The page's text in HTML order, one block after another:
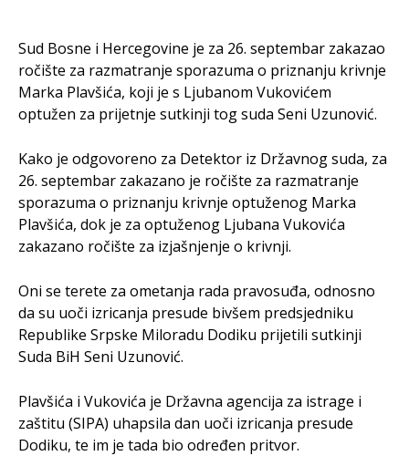
Sud Bosne i Hercegovine je za 26. septembar zakazao
ročište za razmatranje sporazuma o priznanju krivnje
Marka Plavšića, koji je s Ljubanom Vukovićem
optužen za prijetnje sutkinji tog suda Seni Uzunović.
Kako je odgovoreno za Detektor iz Državnog suda, za
26. septembar zakazano je ročište za razmatranje
sporazuma o priznanju krivnje optuženog Marka
Plavšića, dok je za optuženog Ljubana Vukovića
zakazano ročište za izjašnjenje o krivnji.
Oni se terete za ometanja rada pravosuđa, odnosno
da su uoči izricanja presude bivšem predsjedniku
Republike Srpske Miloradu Dodiku prijetili sutkinji
Suda BiH Seni Uzunović.
Plavšića i Vukovića je Državna agencija za istrage i
zaštitu (SIPA) uhapsila dan uoči izricanja presude
Dodiku, te im je tada bio određen pritvor.